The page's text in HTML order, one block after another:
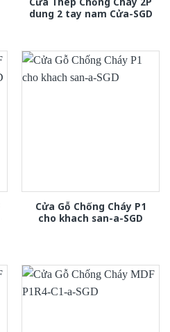
dung 2 tay nam Cửa-SGD
Cửa Gỗ Chống Cháy P1
cho khach san-a-SGD